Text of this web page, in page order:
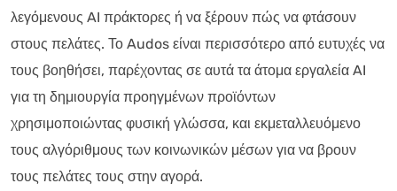
λεγόμενους AI πράκτορες ή να ξέρουν πώς να φτάσουν
στους πελάτες. Το Audos είναι περισσότερο από ευτυχές να
τους βοηθήσει, παρέχοντας σε αυτά τα άτομα εργαλεία AI
για τη δημιουργία προηγμένων προϊόντων
χρησιμοποιώντας φυσική γλώσσα, και εκμεταλλευόμενο
τους αλγόριθμους των κοινωνικών μέσων για να βρουν
τους πελάτες τους στην αγορά.